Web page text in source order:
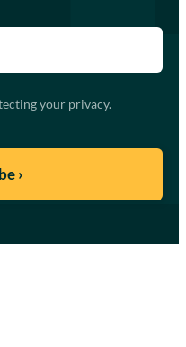
your privacy.